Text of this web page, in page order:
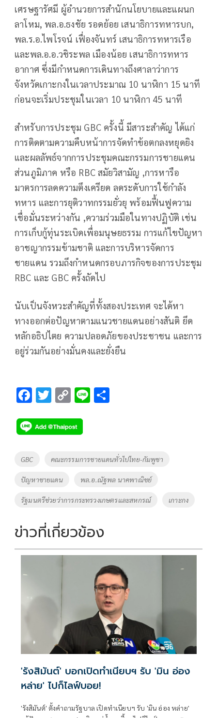
เศรษฐารัศมี ผู้อำนวยการสำนักนโยบายและแผนก
ลาโหม, พล.อ.ธงชัย รอดย้อย เสนาธิการทหารบก,
พล.ร.อ.ไพโรจน์ เฟื่องจันทร์ เสนาธิการทหารเรือ
และพล.อ.อ.วชิระพล เมืองน้อย เสนาธิการทหาร
อากาศ ซึ่งมีกำหนดการเดินทางถึงศาลาว่าการ
จังหวัดเกาะกงในเวลาประมาณ 10 นาฬิกา 15 นาที
ก่อนจะเริ่มประชุมในเวลา 10 นาฬิกา 45 นาที
สำหรับการประชุม GBC ครั้งนี้ มีสาระสำคัญ ได้แก่
การติดตามความคืบหน้าการจัดทำข้อตกลงหยุดยิง
และผลลัพธ์จากการประชุมคณะกรรมการชายแดน
ส่วนภูมิภาค หรือ RBC สมัยวิสามัญ ,การหารือ
มาตรการลดความตึงเครียด ลดระดับการใช้กำลัง
ทหาร และการยุติวาทกรรมยั่วยุ พร้อมฟื้นฟูความ
เชื่อมั่นระหว่างกัน ,ความร่วมมือในทางปฏิบัติ เช่น
การเก็บกู้ทุ่นระเบิดเพื่อมนุษยธรรม การแก้ไขปัญหา
อาชญากรรมข้ามชาติ และการบริหารจัดการ
ชายแดน รวมถึงกำหนดกรอบภารกิจของการประชุม
RBC และ GBC ครั้งถัดไป
นับเป็นจังหวะสำคัญที่ทั้งสองประเทศ จะได้หา
ทางออกต่อปัญหาตามแนวชายแดนอย่างสันติ ยึด
หลักอธิปไตย ความปลอดภัยของประชาชน และการ
อยู่ร่วมกันอย่างมั่นคงและยั่งยืน
F
e
b
o
k
T
tt
er
C
p
y
Li
Li
Tags
GBC คณะกรรมการชายแดนทั่วไปไทย-กัมพูชา
ปัญหาชายแดน พล.อ.ณัฐพล นาคพาณิชย์
รัฐมนตรีช่วยว่าการกระทรวงเกษตรและสหกรณ์ เกาะกง
ข่าวที่เกี่ยวข้อง
'รังสิมันต์' บอกเปิดทำเนียบฯ รับ 'มิน อ่อง
หล่าย' ไปก็ไลฟ์บอย!
'รังสิมันต์' ตั้งคำถามรัฐบาล เปิดทำเนียบฯ รับ 'มิน อ่อง หล่าย'